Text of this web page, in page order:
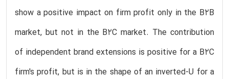
show a positive impact on firm profit only in the B2B
market, but not in the B2C market. The contribution
of independent brand extensions is positive for a B2C
firm's profit, but is in the shape of an inverted-U for a